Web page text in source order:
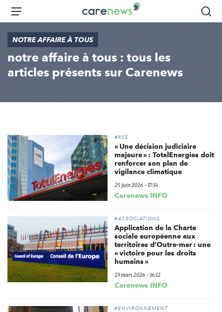
Aller
principal
Carenews,
Le
média
des
acteurs
l'engagement
Menu
NOTRE AFFAIRE À TOUS
notre affaire à tous : tous les
articles présents sur Carenews
#RSE
« Une décision judiciaire
majeure » : TotalEnergies doit
renforcer son plan de
vigilance climatique
25 juin 2026 - 17:34
Carenews INFO
#ASSOCIATIONS
Application de la Charte
sociale européenne aux
territoires d’Outre-mer : une
« victoire pour les droits
humains »
23 mars 2026 - 16:12
Carenews INFO
#ENVIRONNEMENT